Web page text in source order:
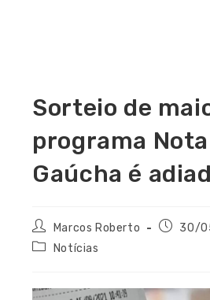
Sorteio de
programa
Gaúcha é
Marcos Roberto
30/
Notícias